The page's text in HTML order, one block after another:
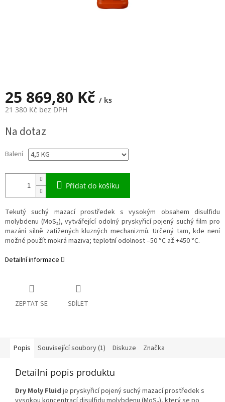
25 869,80 Kč / ks
21 380 Kč bez DPH
cena:
Na dotaz
Balení
Přidat do košíku
Tekutý suchý mazací prostředek s vysokým obsahem disulfidu
molybdenu (MoS₂), vytvářející odolný pryskyřicí pojený suchý film pro
mazání silně zatížených kluzných mechanizmů. Určený tam, kde není
možné použít mokrá maziva; teplotní odolnost –50 °C až +450 °C.
Detailní informace
ZEPTAT SE SDÍLET
Popis Související soubory (1) Diskuze Značka
Detailní popis produktu
Dry Moly Fluid je pryskyřicí pojený suchý mazací prostředek s